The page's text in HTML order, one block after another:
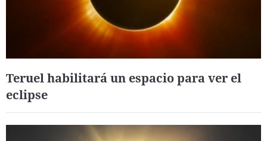
Teruel habilitará un espacio para ver el
eclipse